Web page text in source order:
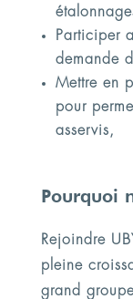
Participer
demande
Mettre en
pour
asservis,
Pourquoi
Rejoindre
pleine
grand